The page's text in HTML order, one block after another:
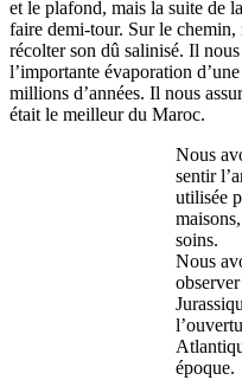
et le plafond, mais la suite de
faire demi-tour. Sur le
récolter son dû salinisé. Il
l’importante évaporation
millions d’années. Il nous
était le meilleur du Maroc.
Nous
sentir
utilisée
soins.
Nous
époque.